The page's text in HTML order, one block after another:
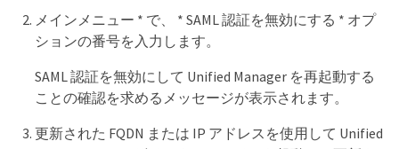
メインメニュー * で、 * SAML 認証を無効にする * オプ
ションの番号を入力します。
SAML 認証を無効にして Unified Manager を再起動する
ことの確認を求めるメッセージが表示されます。
更新された FQDN または IP アドレスを使用して Unified